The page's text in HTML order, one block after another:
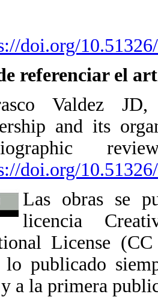
doi.org/
referenciar el
Valdez
and its
doi.org/
Las obras se
licencia
License
publicado
a la primera